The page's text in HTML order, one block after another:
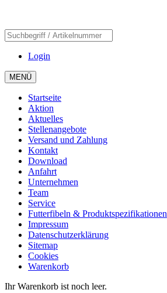
Login
MENÜ
Startseite
Aktion
Aktuelles
Stellenangebote
Versand und Zahlung
Kontakt
Download
Anfahrt
Unternehmen
Team
Service
Futterfibeln & Produktspezifikationen
Impressum
Datenschutzerklärung
Sitemap
Cookies
Warenkorb
Ihr Warenkorb ist noch leer.